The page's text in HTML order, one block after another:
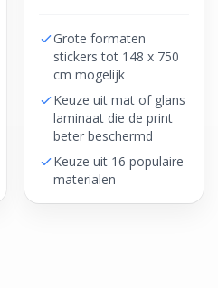
Grote formaten
stickers tot 148 x 750
cm mogelijk
Keuze uit mat of glans
laminaat die de print
beter beschermd
Keuze uit 16 populaire
materialen